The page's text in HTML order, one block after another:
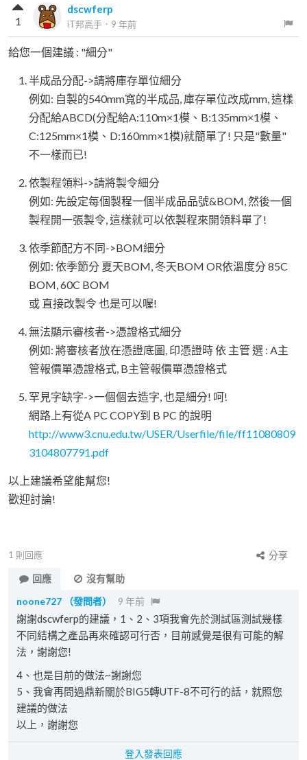
dscwferp
iT邦高手 ． 9 年前
1
給您一個建議 : "細分"
半成品分配->請將庫存單位細分
例如: 自製的540mm寬的半成品, 庫存單位改成mm, 這樣
分配給ABCD(分配給A:110m×1模、B:135mm×1模、
C:125mm×1模、D:160mm×1模)就簡單了! 只是"數量"
不一樣而已!
依製程領料->請將製令細分
例如: 先設定每個製程一個半成品品號&BOM, 然後一個
製程開一張製令, 這樣就可以依製程來開領料單了!
依季節配方不同->BOM細分
例如: 依季節分 夏天BOM, 冬天BOM OR依溫度分 85C
BOM, 60C BOM
或 直接改製令 也是可以喔!
無法顯示審核者->憑證格式細分
例如: 將審核者放在憑證底圖, 印憑證時 依 主管 選 : A主
管報價單憑證格式, B主管報價單憑證格式
罕見字缺字->一個個去造字, 也是細分! 呵!
網路上有從A PC COPY到 B PC 的說明
http://www3.cnu.edu.tw/USER/Userfile/file/ff11080809
3104807791.pdf
以上建議希望能幫您!
歡迎討論!
1 則回應
分享
回應
沒有幫助
noone727
（發問者） 9 年前
謝謝dscwferp的建議，1、2、3項我會先於測試區測試幾樣
不同結構之產品再來確認可行否，目前感覺是很有可能的解
法，謝謝您!
4、也是目前的做法~謝謝您
5、我會再問過鼎新關於BIG5轉UTF-8不可行的話，就照您
建議的做法
以上，謝謝您
登入發表回應